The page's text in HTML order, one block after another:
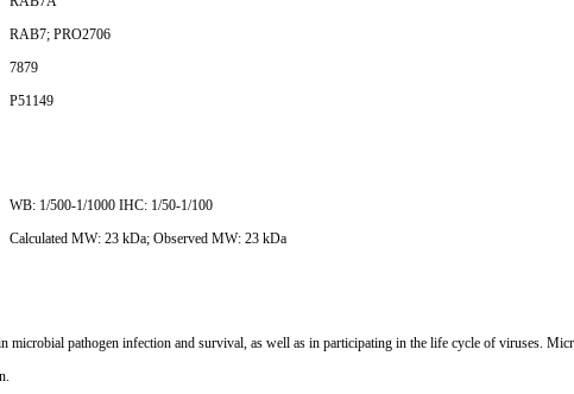
RAB7; PRO2706
7879
P51149
WB: 1/500-1/1000 IHC: 1/50-1/100
Calculated MW: 23 kDa; Observed MW: 23 kDa
pathogen infection and survival, as well as in participating in the life cycle of viruses.